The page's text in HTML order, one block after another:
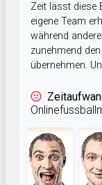
Zeit lässt diese
eigene Team
während
zunehmend
übernehmen.